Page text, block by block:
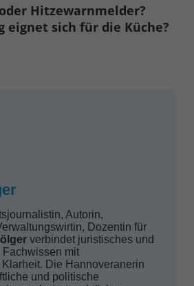
Hitzewarnmelder?
eignet sich für die Küche?
Autorin,
Dozentin für
verbindet juristisches und
mit
Die Hannoveranerin
und politische